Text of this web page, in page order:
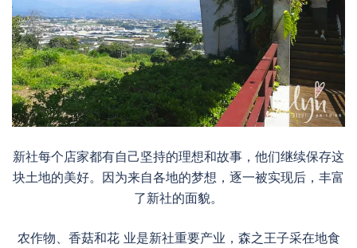
新社每个店家都有自己坚持的理想和故事，他们继续保存这
块土地的美好。因为来自各地的梦想，逐一被实现后，丰富
了新社的面貌。
农作物、香菇和花 业是新社重要产业，森之王子采在地食